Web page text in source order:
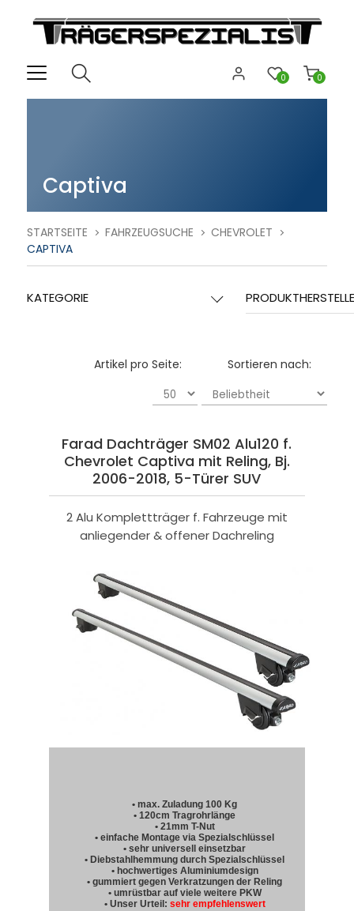
0
0
Captiva
STARTSEITE FAHRZEUGSUCHE
CHEVROLET
CAPTIVA
KATEGORIE
Sortieren nach:
Artikel pro Seite:
Farad Dachträger SM02 Alu120 f.
Chevrolet Captiva mit Reling, Bj.
2006-2018, 5-Türer SUV
2 Alu Komplettträger f. Fahrzeuge mit
anliegender & offener Dachreling
• max. Zuladung 100 Kg
• 120cm Tragrohrlänge
• 21mm T-Nut
• einfache Montage via Spezialschlüssel
• sehr universell einsetzbar
• Diebstahlhemmung durch Spezialschlüssel
• hochwertiges Aluminiumdesign
• gummiert gegen Verkratzungen der Reling
• umrüstbar auf viele weitere PKW
• Unser Urteil: sehr empfehlenswert